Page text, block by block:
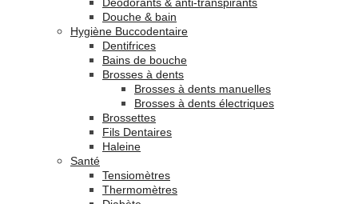
Douche & bain
Hygiène Buccodentaire
Dentifrices
Bains de bouche
Brosses à dents
Brosses à dents manuelles
Brosses à dents électriques
Brossettes
Fils Dentaires
Haleine
Santé
Tensiomètres
Thermomètres